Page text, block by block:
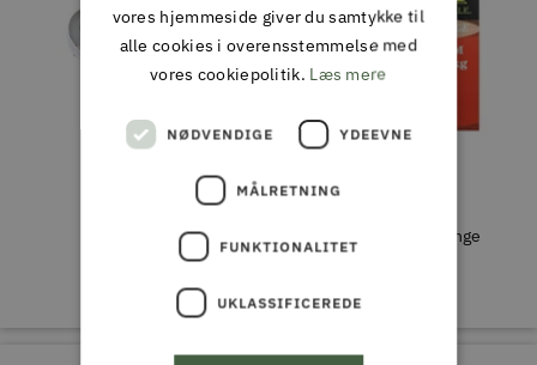
SFG Svejsede ringe
vores hjemmeside giver du samtykke til
alle cookies i overensstemmelse med
vores cookiepolitik. Læs mere
NØDVENDIGE YDEEVNE
MÅLRETNING
FUNKTIONALITET
UKLASSIFICEREDE